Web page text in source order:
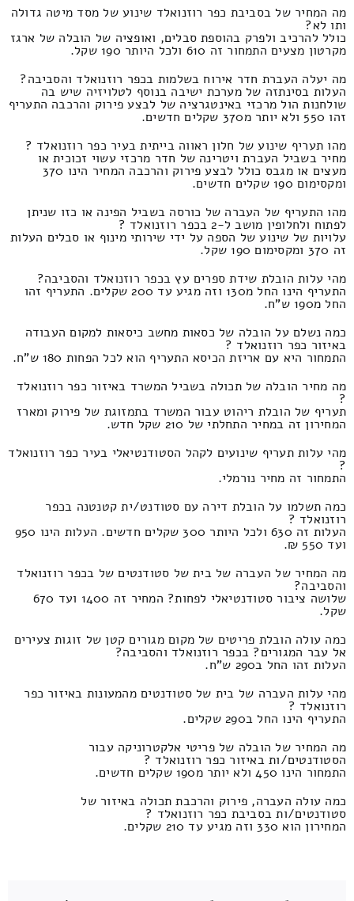
מה המחיר של בסביבת כפר רוזנואלד שינוע של מסד מיטה גדולה
ותו לא?
כולל להרכיב ולפרק בהוספת סבלים, ואופציה של הובלה של ארגז
מקרטון מצעים התמחור זה 610 ולכל היותר 190 שקל.
מה יעלה העברת חדר אירוח בשלמות בכפר רוזנואלד והסביבה?
העלות בסינתזה של מערכת ישיבה בנוסף לטלויזיה שיש בה
שולחנות הול מרכזי באינטגרציה של לבצע פירוק והרכבה התעריף
זהו 550 ולא יותר מ370 שקלים חדשים.
מהו תעריף שינוע של חלון ראווה בייתית בעיר כפר רוזנואלד ?
מחיר בשביל העברת ויטרינה של חדר מרכזי עשוי זכוכית או
מעצים או מגבס כולל לבצע פירוק והרכבה המחיר הינו 370
ומקסימום 190 שקלים חדשים.
מהו התעריף של העברה של כורסה בשביל הפינה או כזו שניתן
לפתוח ולחלופין מושב ל-2 בכפר רוזנואלד ?
עלויות של שינוע של הספה על ידי שירותי מינוף או סבלים העלות
זה 370 ומקסימום 190 שקל.
מהי עלות הובלת שידת ספרים עץ בכפר רוזנואלד והסביבה?
התעריף הינו החל מ130 וזה מגיע עד 200 שקלים. התעריף זהו
החל מ190 ש"ח.
כמה נשלם על הובלה של כסאות מחשב כיסאות למקום העבודה
באיזור כפר רוזנואלד ?
התמחור היא עם אריזת הכיסא התעריף הוא לכל הפחות 180 ש"ח.
מה מחיר הובלה של תכולה בשביל המשרד באיזור כפר רוזנואלד
?
תעריף של הובלת ריהוט עבור המשרד בתמזוגת של פירוק ומארז
המחירון זה במחיר התחלתי של 210 שקל חדש.
מהי עלות תעריף שינועים לקהל הסטודנטיאלי בעיר כפר רוזנואלד
?
התמחור זה מחיר נורמלי.
כמה תשלמו על הובלת דירה עם סטודנט/ית קטנטנה בכפר
רוזנואלד ?
העלות זה 630 ולכל היותר 300 שקלים חדשים. העלות הינו 950
ועד 550 ₪.
מה המחיר של העברה של בית של סטודנטים של בכפר רוזנואלד
והסביבה?
שלושה ציבור סטודנטיאלי לפחות? המחיר זה 1400 ועד 670
שקל.
כמה עולה הובלת פריטים של מקום מגורים קטן של זוגות צעירים
אל עבר המגורים? בכפר רוזנואלד והסביבה?
העלות זהו החל ב290 ש"ח.
מהי עלות העברה של בית של סטודנטים מהמעונות באיזור כפר
רוזנואלד ?
התעריף הינו החל ב290 שקלים.
מה המחיר של הובלה של פריטי אלקטרוניקה עבור
הסטודנטים/ות באיזור כפר רוזנואלד ?
התמחור הינו 450 ולא יותר מ190 שקלים חדשים.
כמה עולה העברה, פירוק והרכבת תכולה באיזור של
סטודנטים/ות בסביבת כפר רוזנואלד ?
המחירון הוא 330 וזה מגיע עד 210 שקלים.